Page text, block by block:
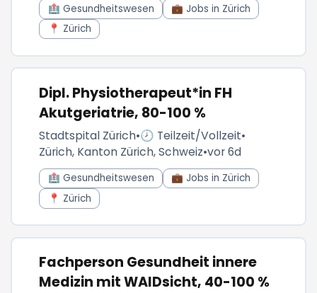
🏥 Gesundheitswesen
💼 Jobs in Zürich
📍 Zürich
Dipl. Physiotherapeut*in FH
Akutgeriatrie, 80-100 %
Stadtspital Zürich•🕗 Teilzeit/Vollzeit•
Zürich, Kanton Zürich, Schweiz•vor 6d
🏥 Gesundheitswesen
💼 Jobs in Zürich
📍 Zürich
Fachperson Gesundheit innere
Medizin mit WAIDsicht, 40-100 %